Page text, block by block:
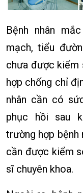
Bệnh nhân
mạch, tiểu
chưa được kiểm
hợp chống chỉ
nhân cần có
phục hồi sau
trường hợp bệnh
cần được kiểm
sĩ chuyên khoa.